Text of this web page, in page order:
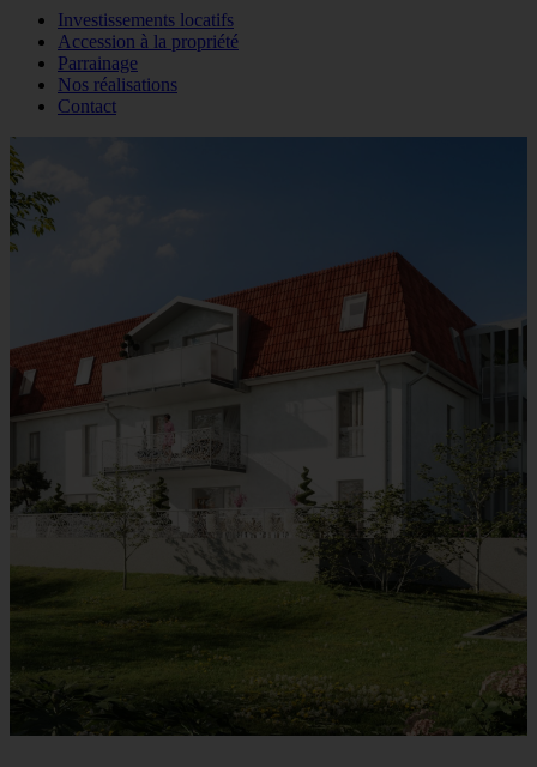
Investissements locatifs
Accession à la propriété
Parrainage
Nos réalisations
Contact